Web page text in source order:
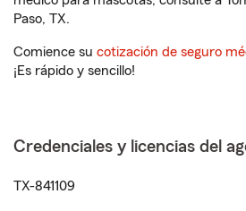
Paso, TX.
Comience su cotización de seguro
¡Es rápido y sencillo!
Credenciales y licencias del
TX-841109